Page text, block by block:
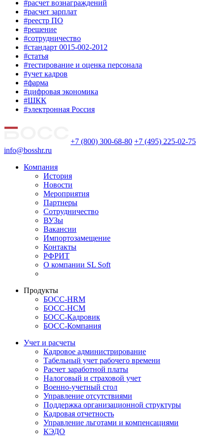
#расчет вознаграждений
#расчет зарплат
#реестр ПО
#решение
#сотрудничество
#стандарт 0015-002-2012
#статья
#тестирование и оценка персонала
#учет кадров
#фарма
#цифровая экономика
#ШКК
#электронная Россия
+7 (800) 300-68-80 +7 (495) 225-02-75
info@bosshr.ru
Компания
История
Новости
Мероприятия
Партнеры
Сотрудничество
ВУЗы
Вакансии
Импортозамещение
Контакты
РФРИТ
О компании SL Soft
Продукты
БОСС-HRM
БОСС-HCM
БОСС-Кадровик
БОСС-Компания
Учет и расчеты
Кадровое администрирование
Табельный учет рабочего времени
Расчет заработной платы
Налоговый и страховой учет
Военно-учетный стол
Управление отсутствиями
Поддержка организационной структуры
Кадровая отчетность
Управление льготами и компенсациями
КЭДО